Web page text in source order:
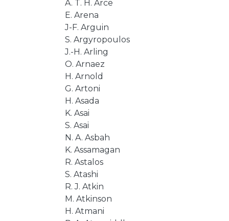
A. T. H. Arce
E. Arena
J-F. Arguin
S. Argyropoulos
J.-H. Arling
O. Arnaez
H. Arnold
G. Artoni
H. Asada
K. Asai
S. Asai
N. A. Asbah
K. Assamagan
R. Astalos
S. Atashi
R. J. Atkin
M. Atkinson
H. Atmani